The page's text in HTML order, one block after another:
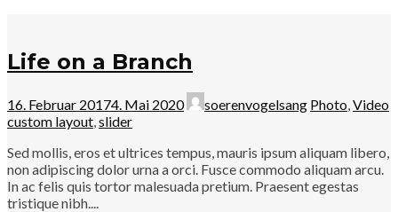
Life on a Branch
16. Februar 20174. Mai 2020 soerenvogelsang Photo Video
custom layout slider
Sed mollis, eros et ultrices tempus, mauris ipsum aliquam libero,
non adipiscing dolor urna a orci. Fusce commodo aliquam arcu.
In ac felis quis tortor malesuada pretium. Praesent egestas
tristique nibh....